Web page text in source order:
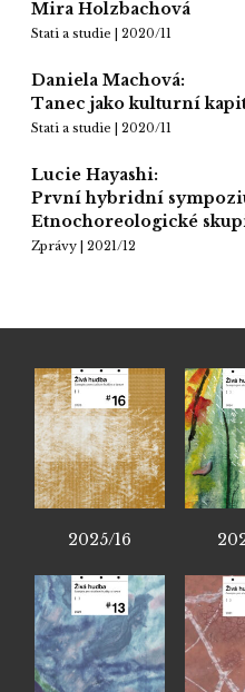
Mira Holzbachová
Stati a studie | 2020/11
Daniela Machová:
Tanec jako kulturní
Stati a studie | 2020/11
Lucie Hayashi:
První hybridní
Etnochoreologické
Zprávy | 2021/12
2025/16